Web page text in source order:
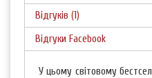
Відгуків (1)
Відгуки Facebook
У цьому світовому